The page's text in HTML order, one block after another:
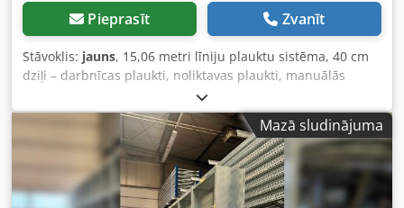
komisijas maksu: izsoļu rīkošana pēc pasūtījuma. Mūsu
pilns serviss ar pašu darbiniekiem: katalogizācija, biroju
sagatavošana, apskate, preču izsniegšana, loģistika,
demontāža un telpu atbrīvošana. Neatkarīgi no tā, vai
Codpfx Acsfkgpwsbjrf
Pieprasīt Zvanīt
Stāvoklis: jauns, 15,06 metri līniju plauktu sistēma, 40 cm
dziļi – darbnīcas plaukti, noliktavas plaukti, manuālās
noliktavas plaukti, sastiprināmais plaukts, sīkpreču
uzglabāšanas risinājums. Dati: - Augstums: apm. 200 cm -
Dziļums: apm. 40 cm - Garums: apm. 15,06 m (metri līnijā)
Plaukta piedāvājums 15,06 m, kas sastāv no: - 016 x Statņi
apm. 200 x 40 cm, izjaukti (ietver 2 x kājiņas un 2 x aizbāžņi
katram statnim) - 075 x Plauktu paneļi apm. 100 x 40 cm -
Mazā sludinājuma